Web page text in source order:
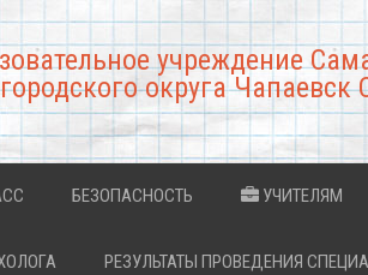
учреждение
округа Чапаевск
БЕЗОПАСНОСТЬ УЧИТЕЛЯМ
РЕЗУЛЬТАТЫ ПРОВЕДЕНИЯ